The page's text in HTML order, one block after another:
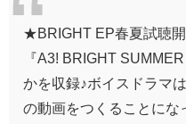
★BRIGHT EP春夏試聴
『A3! BRIGHT
かを収録♪ボイスドラマ
の動画をつくることにな